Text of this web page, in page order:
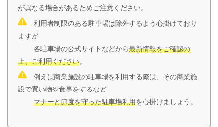
が異なる場合があるためご注意ください。
利用者制限のある駐車場は除外するよう心掛けており
ますが
各駐車場の公式サイトなどから最新情報をご確認の
上、ご利用ください。
例えば商業施設の駐車場を利用する際は、その商業施
設で買い物や食事をするなど
マナーと節度を守った駐車場利用を心掛けましょう。